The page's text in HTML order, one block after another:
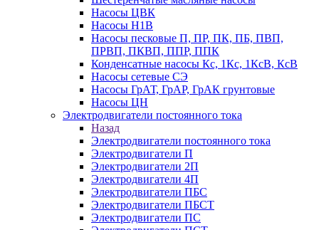
Насосы ЦВК
Насосы Н1В
Насосы песковые П, ПР, ПК, ПБ, ПВП,
ПРВП, ПКВП, ППР, ППК
Конденсатные насосы Кс, 1Кс, 1КсВ, КсВ
Насосы сетевые СЭ
Насосы ГрАТ, ГрАР, ГрАК грунтовые
Насосы ЦН
Электродвигатели постоянного тока
Назад
Электродвигатели постоянного тока
Электродвигатели П
Электродвигатели 2П
Электродвигатели 4П
Электродвигатели ПБС
Электродвигатели ПБСТ
Электродвигатели ПС